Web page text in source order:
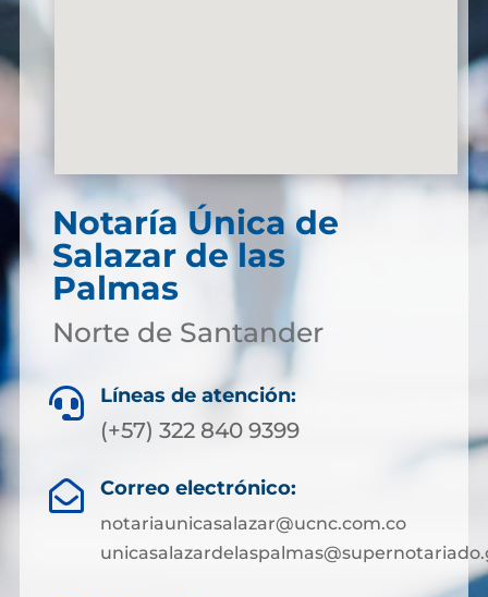
Notaría Única de
Salazar de las
Palmas
Norte de Santander
 Líneas de atención:
(+57) 322 840 9399
 Correo electrónico:
notariaunicasalazar@ucnc.com.co